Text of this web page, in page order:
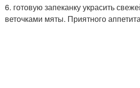
6. готовую запеканку украсить
веточками мяты. Приятного